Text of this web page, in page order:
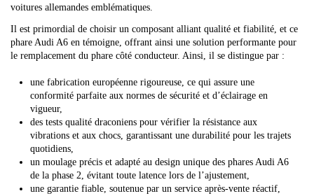
voitures allemandes emblématiques.
Il est primordial de choisir un composant alliant qualité et fiabilité, et ce
phare Audi A6 en témoigne, offrant ainsi une solution performante pour
le remplacement du phare côté conducteur. Ainsi, il se distingue par :
une fabrication européenne rigoureuse, ce qui assure une
conformité parfaite aux normes de sécurité et d’éclairage en
vigueur,
des tests qualité draconiens pour vérifier la résistance aux
vibrations et aux chocs, garantissant une durabilité pour les trajets
quotidiens,
un moulage précis et adapté au design unique des phares Audi A6
de la phase 2, évitant toute latence lors de l’ajustement,
une garantie fiable, soutenue par un service après-vente réactif,